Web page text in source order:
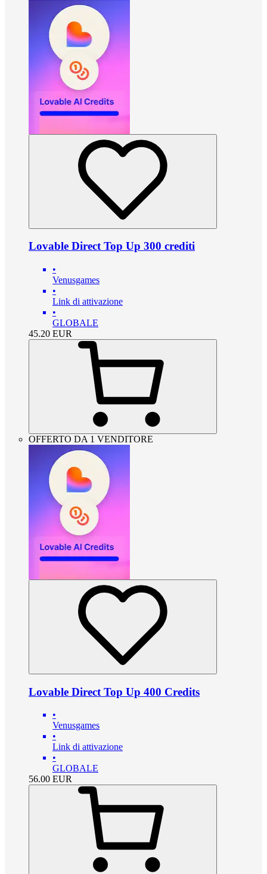
Lovable Direct Top Up 300 crediti
•
Venusgames
•
Link di attivazione
•
GLOBALE
45.20 EUR
OFFERTO DA 1 VENDITORE
Lovable Direct Top Up 400 Credits
•
Venusgames
•
Link di attivazione
•
GLOBALE
56.00 EUR